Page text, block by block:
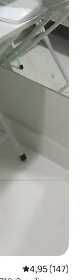
4,95 de uma
4,95 (147)